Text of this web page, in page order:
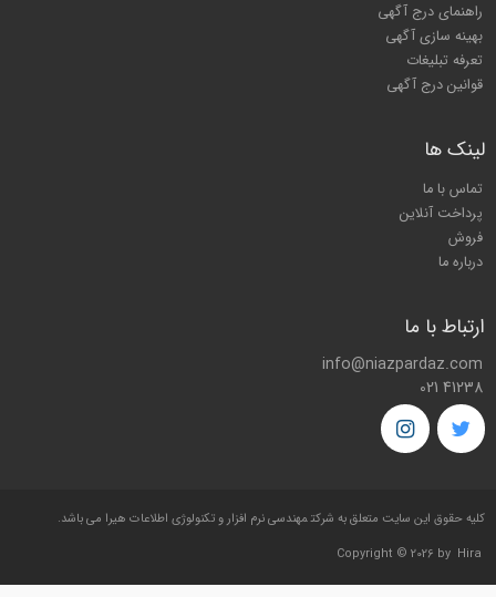
راهنمای درج آگهی
بهینه سازی آگهی
تعرفه تبلیغات
قوانین درج آگهی
لینک ها
تماس با ما
پرداخت آنلاین
فروش
درباره ما
ارتباط با ما
info@niazpardaz.com
021 41238
کليه حقوق اين سايت متعلق به شرکتمهندسی نرم افزار و تکنولوژی اطلاعات هیرا می باشد.
Copyright © 2026 by Hira